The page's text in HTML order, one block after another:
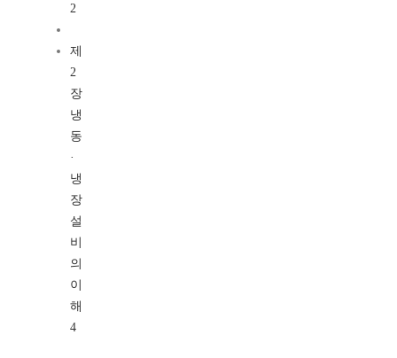
2
제
2
장
냉
동
·
냉
장
설
비
의
이
해
4